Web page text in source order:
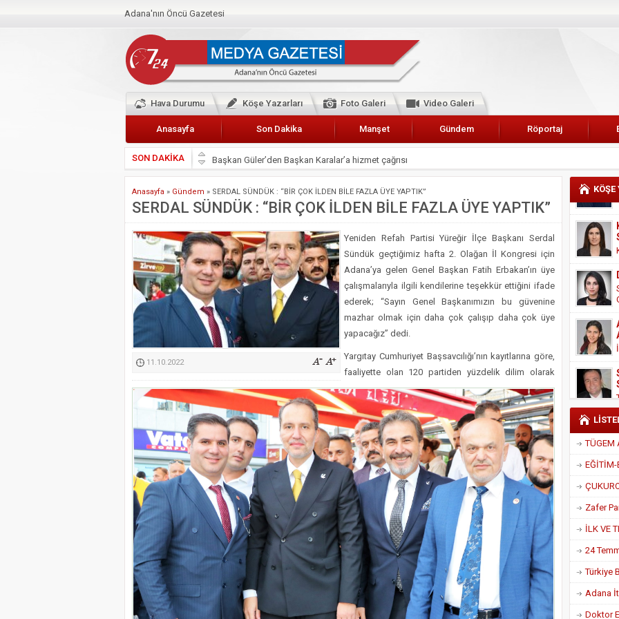
Adana'nın Öncü Gazetesi
Hava Durumu Köşe Yazarları Foto Galeri Video Galeri
Anasayfa Son Dakika Manşet Gündem Röportaj
SON DAKİKA
Başkan Güler’den Başkan Karalar’a hizmet çağrısı
Lokantacılar ve Kebapçılar Esnaf Odası Başkanı Şefik Arslan
Hak-İş Abdurrahman Yücel
HDP İL BİNASININ ÖNÜNDE ANNELER TARİH YAZIYORLAR
CEYHAN TİCARET ODASI
Hainler emellerine asla erişemeyecekler
BÖLGEMİZ ÇUKUROVA’DA 2019 YILI PAMUK HASADINA BAŞLANDI
İyi Parti Yüreğir İlçe Başkanı Enis Akyürek
Kimyasallardan Koruma Derneği Başkanı Cennet Çelik
Anasayfa » Gündem » SERDAL SÜNDÜK : “BİR ÇOK İLDEN BİLE FAZLA ÜYE YAPTIK”
SERDAL SÜNDÜK : “BİR ÇOK İLDEN BİLE FAZLA ÜYE YAPTIK”
11.10.2022
Yeniden Refah Partisi Yüreğir İlçe Başkanı Serdal
Sündük geçtiğimiz hafta 2. Olağan İl Kongresi için
Adana’ya gelen Genel Başkan Fatih Erbakan’ın üye
çalışmalarıyla ilgili kendilerine teşekkür ettiğini ifade
ederek; “Sayın Genel Başkanımızın bu güvenine
mazhar olmak için daha çok çalışıp daha çok üye
yapacağız” dedi.
Yargıtay Cumhuriyet Başsavcılığı’nın kayıtlarına göre,
faaliyette olan 120 partiden yüzdelik dilim olarak
Adana